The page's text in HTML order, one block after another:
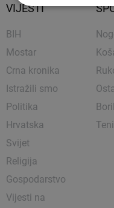
VIJESTI
BIH
Mostar
Crna kronika
Istražili smo
Politika
Hrvatska
Svijet
Religija
Gospodarstvo
Vijesti na